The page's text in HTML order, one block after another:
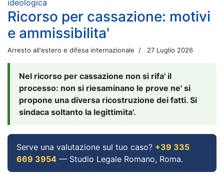
ideologica
Ricorso per cassazione: motivi
e ammissibilita'
Arresto all'estero e difesa internazionale 27 Luglio 2026
Nel ricorso per cassazione non si rifa' il
processo: non si riesaminano le prove ne' si
propone una diversa ricostruzione dei fatti. Si
sindaca soltanto la legittimita'.
Serve una valutazione sul tuo caso? +39 335
669 3954 — Studio Legale Romano, Roma.